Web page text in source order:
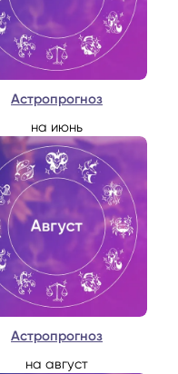
Астропрогноз
на июнь
Астропрогноз
на август